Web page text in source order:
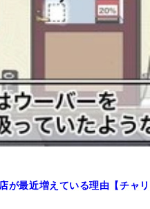
が最近増えている理由【チャリ